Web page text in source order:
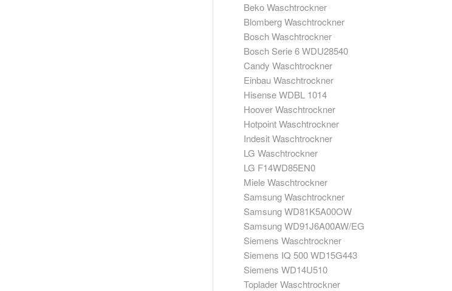
Beko Waschtrockner
Blomberg Waschtrockner
Bosch Waschtrockner
Bosch Serie 6 WDU28540
Candy Waschtrockner
Einbau Waschtrockner
Hisense WDBL 1014
Hoover Waschtrockner
Hotpoint Waschtrockner
Indesit Waschtrockner
LG Waschtrockner
LG F14WD85EN0
Miele Waschtrockner
Samsung Waschtrockner
Samsung WD81K5A00OW
Samsung WD91J6A00AW/EG
Siemens Waschtrockner
Siemens IQ 500 WD15G443
Siemens WD14U510
Toplader Waschtrockner